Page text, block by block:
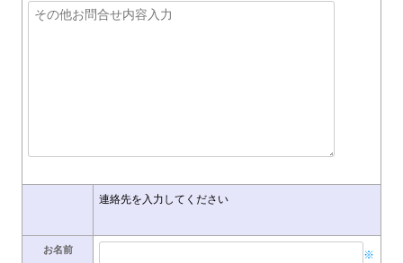
連絡先を入力してください
お名前
※